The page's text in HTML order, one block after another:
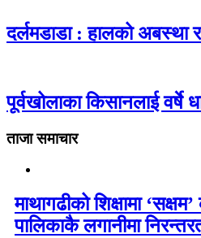
दर्लमडाडा : हालको अबस्था
पूर्वखोलाका किसानलाई वर्षे
ताजा समाचार
माथागढीको शिक्षामा
पालिकाकै लगानीमा